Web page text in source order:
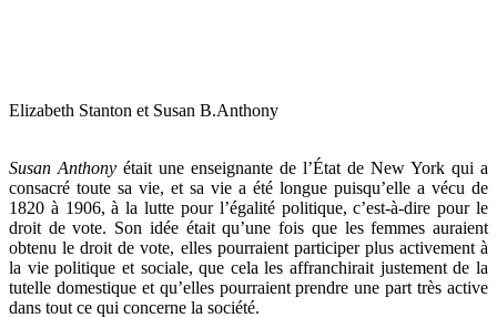
Elizabeth Stanton et Susan B.Anthony
Susan Anthony était une enseignante de l’État de New York qui a
consacré toute sa vie, et sa vie a été longue puisqu’elle a vécu de
1820 à 1906, à la lutte pour l’égalité politique, c’est-à-dire pour le
droit de vote. Son idée était qu’une fois que les femmes auraient
obtenu le droit de vote, elles pourraient participer plus activement à
la vie politique et sociale, que cela les affranchirait justement de la
tutelle domestique et qu’elles pourraient prendre une part très active
dans tout ce qui concerne la société.